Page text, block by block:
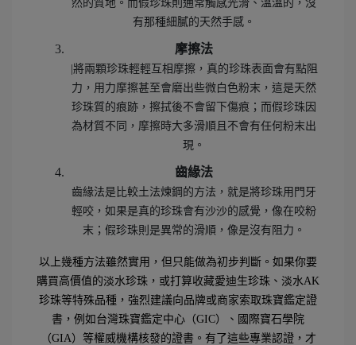
然的質地。而假珍珠則通常觸感光滑、溫溫的，沒
有那種細膩的天然手感。
摩擦法
|將兩顆珍珠輕輕互相摩擦，真的珍珠表面會有點阻
力，用力摩擦甚至會磨出些微白色粉末，這是天然
珍珠質的痕跡，擦拭後不會留下傷痕；而假珍珠因
為材質不同，摩擦時大多滑順且不會有任何粉末出
現。
齒緣法
齒緣法是比較土法煉鋼的方法，就是將珍珠用門牙
輕咬，如果是真的珍珠會有沙沙的感覺，像在咬粉
末；假珍珠則是異常的滑順，像是沒有阻力。
以上幾種方法雖然實用，但只能做為初步判斷。如果你要
購買高價值的淡水珍珠，或打算收藏愛迪生珍珠、淡水AK
珍珠等特殊品種，強烈建議向品牌或商家索取珠寶鑑定證
書，例如台灣珠寶鑑定中心（GIC）、國際寶石學院
（GIA）等權威機構核發的證書。有了這些專業認證，才